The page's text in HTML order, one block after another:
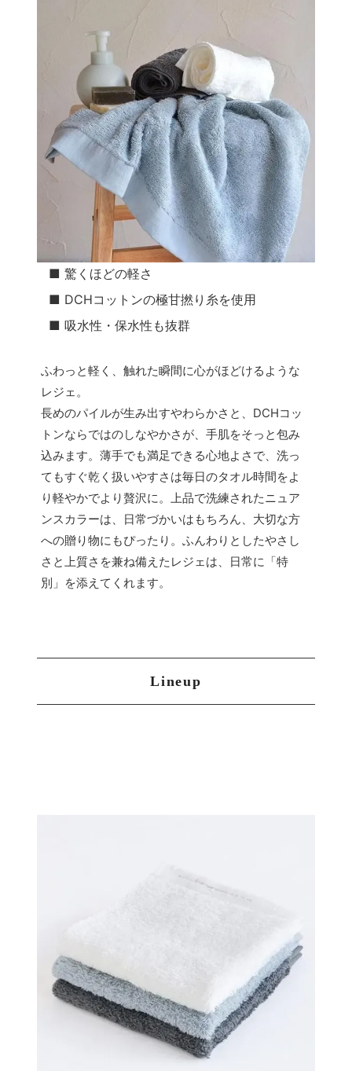
■ 驚くほどの軽さ
■ DCHコットンの極甘撚り糸を使用
■ 吸水性・保水性も抜群
ふわっと軽く、触れた瞬間に心がほどけるような
レジェ。
長めのパイルが生み出すやわらかさと、DCHコッ
トンならではのしなやかさが、手肌をそっと包み
込みます。薄手でも満足できる心地よさで、洗っ
てもすぐ乾く扱いやすさは毎日のタオル時間をよ
り軽やかでより贅沢に。上品で洗練されたニュア
ンスカラーは、日常づかいはもちろん、大切な方
への贈り物にもぴったり。ふんわりとしたやさし
さと上質さを兼ね備えたレジェは、日常に「特
別」を添えてくれます。
Lineup